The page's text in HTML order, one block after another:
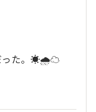
った。☀️🌧️☁️